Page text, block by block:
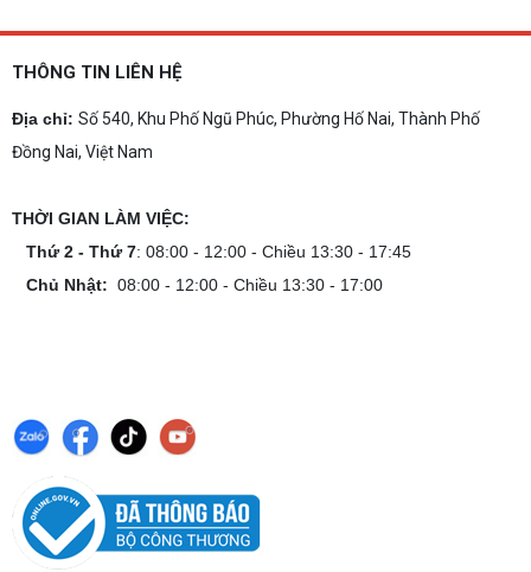
THÔNG TIN LIÊN HỆ
Địa chỉ: Số 540, Khu Phố Ngũ Phúc, Phường Hố Nai, Thành Phố
Đồng Nai, Việt Nam
THỜI GIAN LÀM VIỆC:
Thứ 2 - Thứ 7: 08:00 - 12:00 - Chiều 13:30 - 17:45
Chủ Nhật: 08:00 - 12:00 - Chiều 13:30 - 17:00